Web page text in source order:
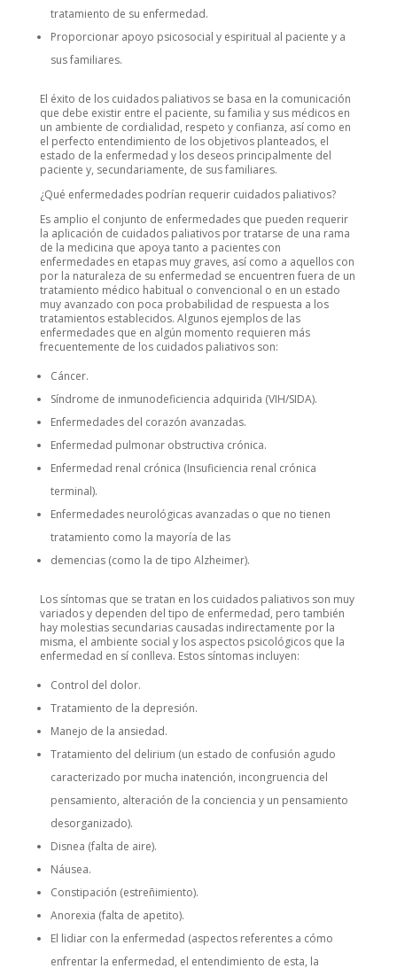
tratamiento de su enfermedad.
Proporcionar apoyo psicosocial y espiritual al paciente y a
sus familiares.
El éxito de los cuidados paliativos se basa en la comunicación
que debe existir entre el paciente, su familia y sus médicos en
un ambiente de cordialidad, respeto y confianza, así como en
el perfecto entendimiento de los objetivos planteados, el
estado de la enfermedad y los deseos principalmente del
paciente y, secundariamente, de sus familiares.
¿Qué enfermedades podrían requerir cuidados paliativos?
Es amplio el conjunto de enfermedades que pueden requerir
la aplicación de cuidados paliativos por tratarse de una rama
de la medicina que apoya tanto a pacientes con
enfermedades en etapas muy graves, así como a aquellos con
por la naturaleza de su enfermedad se encuentren fuera de un
tratamiento médico habitual o convencional o en un estado
muy avanzado con poca probabilidad de respuesta a los
tratamientos establecidos. Algunos ejemplos de las
enfermedades que en algún momento requieren más
frecuentemente de los cuidados paliativos son:
Cáncer.
Síndrome de inmunodeficiencia adquirida (VIH/SIDA).
Enfermedades del corazón avanzadas.
Enfermedad pulmonar obstructiva crónica.
Enfermedad renal crónica (Insuficiencia renal crónica
terminal).
Enfermedades neurológicas avanzadas o que no tienen
tratamiento como la mayoría de las
demencias (como la de tipo Alzheimer).
Los síntomas que se tratan en los cuidados paliativos son muy
variados y dependen del tipo de enfermedad, pero también
hay molestias secundarias causadas indirectamente por la
misma, el ambiente social y los aspectos psicológicos que la
enfermedad en sí conlleva. Estos síntomas incluyen:
Control del dolor.
Tratamiento de la depresión.
Manejo de la ansiedad.
Tratamiento del delirium (un estado de confusión agudo
caracterizado por mucha inatención, incongruencia del
pensamiento, alteración de la conciencia y un pensamiento
desorganizado).
Disnea (falta de aire).
Náusea.
Constipación (estreñimiento).
Anorexia (falta de apetito).
El lidiar con la enfermedad (aspectos referentes a cómo
enfrentar la enfermedad, el entendimiento de esta, la